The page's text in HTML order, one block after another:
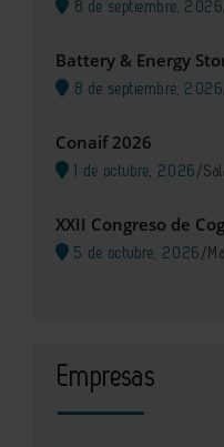
8 de septiembre, 2026
Battery & Energy
8 de septiembre, 2026
Conaif 2026
1 de octubre, 2026 /
XXII Congreso de
5 de octubre, 2026 /
Empresas